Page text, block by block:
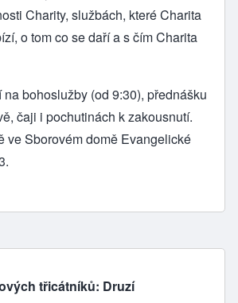
Charity, službách, které Charita
o tom co se daří a s čím Charita
bohoslužby (od 9:30), přednášku
čaji i pochutinách k zakousnutí.
ve Sborovém domě Evangelické
třicátníků: Druzí